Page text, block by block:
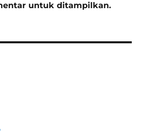
untuk ditampilkan.